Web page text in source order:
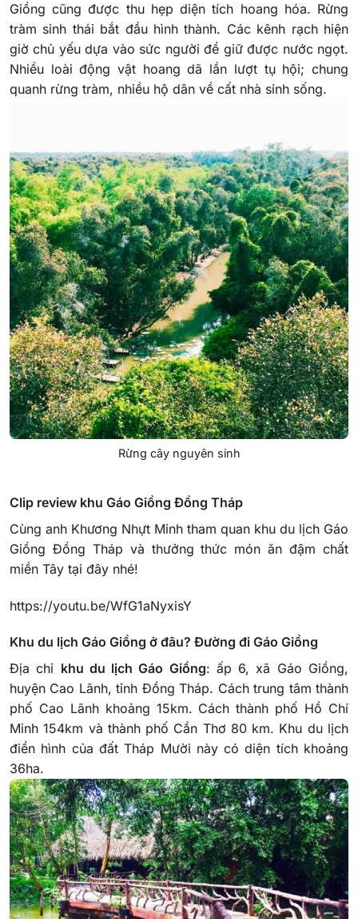
Giồng cũng được thu hẹp diện tích hoang hóa. Rừng
tràm sinh thái bắt đầu hình thành. Các kênh rạch hiện
giờ chủ yếu dựa vào sức người để giữ được nước ngọt.
Nhiều loài động vật hoang dã lần lượt tụ hội; chung
quanh rừng tràm, nhiều hộ dân về cất nhà sinh sống.
Rừng cây nguyên sinh
Clip review khu Gáo Giồng Đồng Tháp
Cùng anh Khương Nhựt Minh tham quan khu du lịch Gáo
Giồng Đồng Tháp và thưởng thức món ăn đậm chất
miền Tây tại đây nhé!
https://youtu.be/WfG1aNyxisY
Khu du lịch Gáo Giồng ở đâu? Đường đi Gáo Giồng
Địa chỉ khu du lịch Gáo Giồng: ấp 6, xã Gáo Giồng,
huyện Cao Lãnh, tỉnh Đồng Tháp. Cách trung tâm thành
phố Cao Lãnh khoảng 15km. Cách thành phố Hồ Chí
Minh 154km và thành phố Cần Thơ 80 km. Khu du lịch
điển hình của đất Tháp Mười này có diện tích khoảng
36ha.